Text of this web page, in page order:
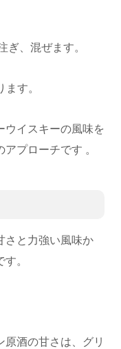
ぎ、混ぜます。
す。
ウイスキーの風味を
プローチです 。
さと力強い風味か
。
原酒の甘さは、グリ